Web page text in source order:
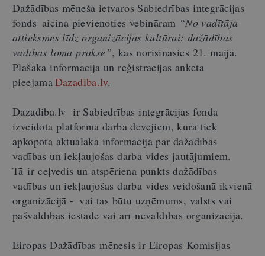
Dažādības mēneša ietvaros Sabiedrības integrācijas
fonds aicina pievienoties vebināram “No vadītāja
attieksmes līdz organizācijas kultūrai: dažādības
vadības loma praksē”, kas norisināsies 21. maijā.
Plašāka informācija un reģistrācijas anketa
pieejamaDazadiba.lv.
Dazadiba.lv ir Sabiedrības integrācijas fonda
izveidota platforma darba devējiem, kurā tiek
apkopota aktuālākā informācija par dažādības
vadības un iekļaujošas darba vides jautājumiem.
Tā ir ceļvedis un atspēriena punkts dažādības
vadības un iekļaujošas darba vides veidošanā ikvienā
organizācijā - vai tas būtu uzņēmums, valsts vai
pašvaldības iestāde vai arī nevaldības organizācija.
Eiropas Dažādības mēnesis ir Eiropas Komisijas